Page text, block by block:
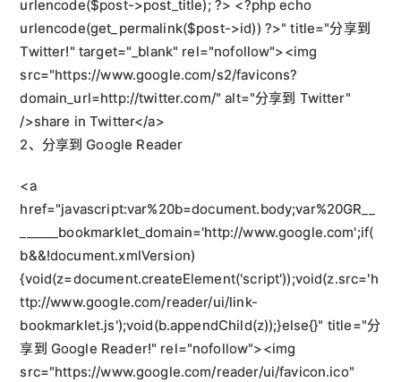
urlencode($post->post_title); ?> <?php echo
urlencode(get_permalink($post->id)) ?>" title="分享到
Twitter!" target="_blank" rel="nofollow"><img
src="https://www.google.com/s2/favicons?
domain_url=http://twitter.com/" alt="分享到 Twitter"
/>share in Twitter</a>
2、分享到 Google Reader
<a
href="javascript:var%20b=document.body;var%20GR__
______bookmarklet_domain='http://www.google.com';if(
b&&!document.xmlVersion)
{void(z=document.createElement('script'));void(z.src='h
ttp://www.google.com/reader/ui/link-
bookmarklet.js');void(b.appendChild(z));}else{}" title="分
享到 Google Reader!" rel="nofollow"><img
src="https://www.google.com/reader/ui/favicon.ico"